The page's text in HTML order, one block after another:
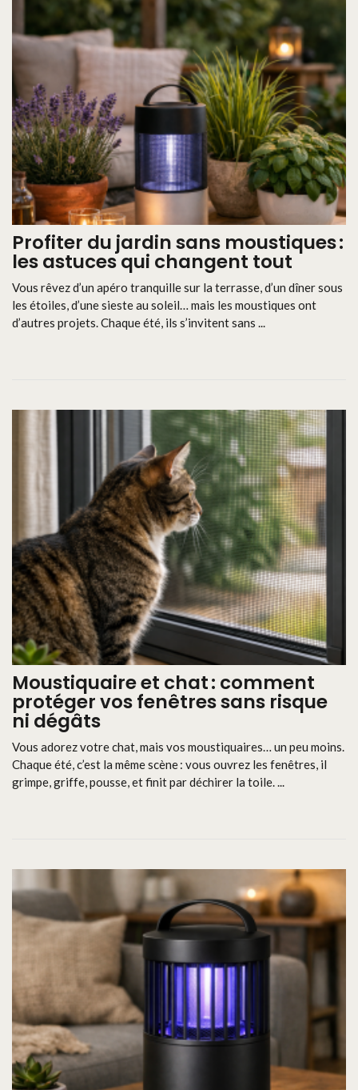
Profiter du jardin sans moustiques :
les astuces qui changent tout
Vous rêvez d’un apéro tranquille sur la terrasse, d’un dîner sous
les étoiles, d’une sieste au soleil… mais les moustiques ont
d’autres projets. Chaque été, ils s’invitent sans ...
Moustiquaire et chat : comment
protéger vos fenêtres sans risque
ni dégâts
Vous adorez votre chat, mais vos moustiquaires… un peu moins.
Chaque été, c’est la même scène : vous ouvrez les fenêtres, il
grimpe, griffe, pousse, et finit par déchirer la toile. ...